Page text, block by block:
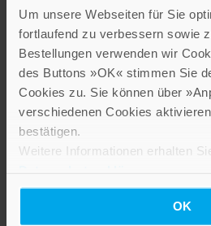
Um unsere Webseiten für Sie
fortlaufend zu verbessern sowie
Bestellungen verwenden wir
des Buttons »OK« stimmen Sie
Cookies zu. Sie können über
verschiedenen Cookies
bestätigen.
Weitere Informationen erhalten
OK